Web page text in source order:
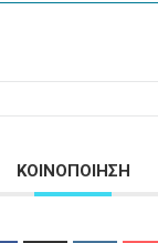
ΚΟΙΝΟΠΟΙΗΣΗ